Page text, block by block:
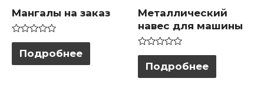
Мангалы на заказ
Оценка
5
Подробнее
Металлический
навес для машины
Оценка
5
Подробнее